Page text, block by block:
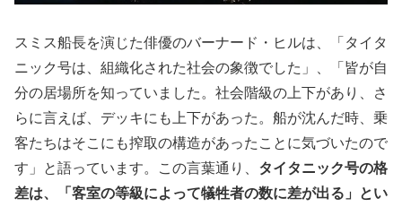
スミス船長を演じた俳優のバーナード・ヒルは、「タイタ
ニック号は、組織化された社会の象徴でした」、「皆が自
分の居場所を知っていました。社会階級の上下があり、さ
らに言えば、デッキにも上下があった。船が沈んだ時、乗
客たちはそこにも搾取の構造があったことに気づいたので
す」と語っています。この言葉通り、 タイタニック号の格
差は、「客室の等級によって犠牲者の数に差が出る」とい